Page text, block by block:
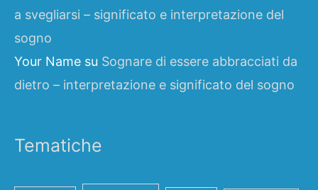
a svegliarsi – significato e interpretazione del
sogno
Your Name su Sognare di essere abbracciati da
dietro – interpretazione e significato del sogno
Tematiche